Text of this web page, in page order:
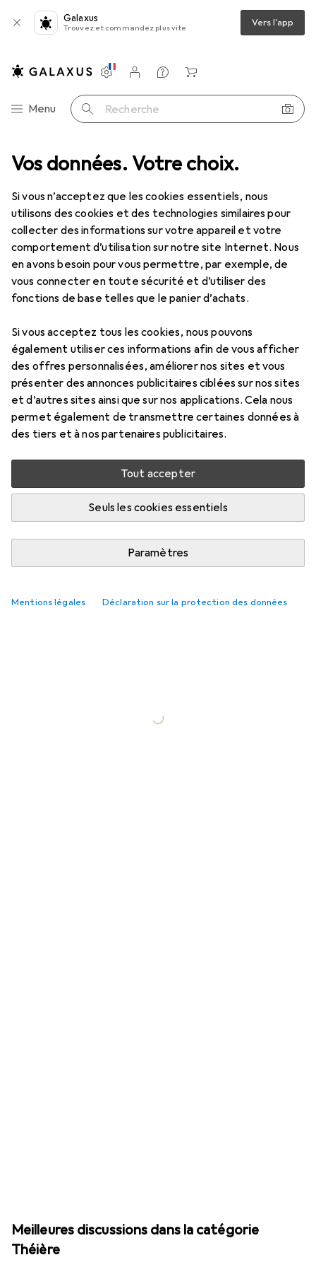
Vos données. Votre choix.
Si vous n’acceptez que les cookies essentiels, nous
utilisons des cookies et des technologies similaires pour
collecter des informations sur votre appareil et votre
comportement d’utilisation sur notre site Internet. Nous
en avons besoin pour vous permettre, par exemple, de
vous connecter en toute sécurité et d’utiliser des
fonctions de base telles que le panier d’achats.
Si vous acceptez tous les cookies, nous pouvons
également utiliser ces informations afin de vous afficher
des offres personnalisées, améliorer nos sites et vous
présenter des annonces publicitaires ciblées sur nos sites
et d’autres sites ainsi que sur nos applications. Cela nous
permet également de transmettre certaines données à
des tiers et à nos partenaires publicitaires.
Tout accepter
Seuls les cookies essentiels
Paramètres
Mentions légales Déclaration sur la protection des données
Galaxus
Trouvez et commandez plus vite Vers l'app
Navigation par catégorie
Menu Recherche
Paramètres
Compte client
Listes de comparaison
Listes d'envies
Panier
Habitat Cuisine Préparation des boissons
Théière
ProduitsForum
Meilleures discussions dans la catégorie
Théière